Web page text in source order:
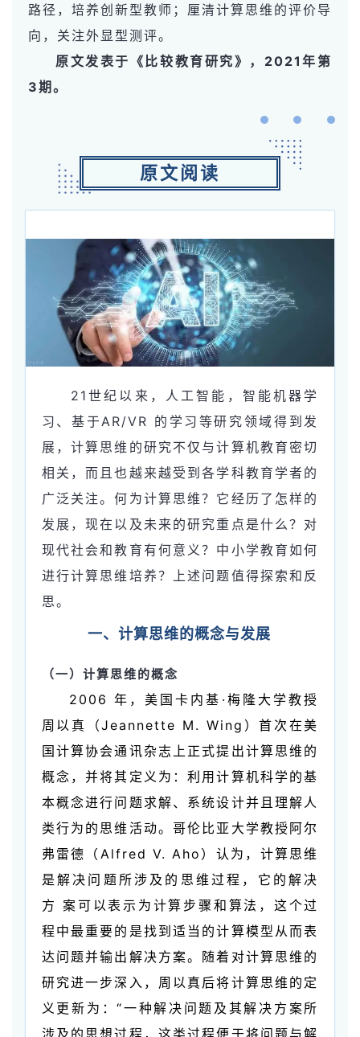
路径，培养创新型教师；厘清计算思维的评价导
向，关注外显型测评。
原文发表于《比较教育研究》，2021年第
3期。
原文阅读
21世纪以来，人工智能，智能机器学
习、基于AR/VR 的学习等研究领域得到发
展，计算思维的研究不仅与计算机教育密切
相关，而且也越来越受到各学科教育学者的
广泛关注。何为计算思维？它经历了怎样的
发展，现在以及未来的研究重点是什么？对
现代社会和教育有何意义？中小学教育如何
进行计算思维培养？上述问题值得探索和反
思。
一、计算思维的概念与发展
（一）计算思维的概念
2006 年，美国卡内基·梅隆大学教授
周以真（Jeannette M. Wing）首次在美
国计算协会通讯杂志上正式提出计算思维的
概念，并将其定义为：利用计算机科学的基
本概念进行问题求解、系统设计并且理解人
类行为的思维活动。哥伦比亚大学教授阿尔
弗雷德（Alfred V. Aho）认为，计算思维
是解决问题所涉及的思维过程，它的解决
方 案可以表示为计算步骤和算法，这个过
程中最重要的是找到适当的计算模型从而表
达问题并输出解决方案。随着对计算思维的
研究进一步深入，周以真后将计算思维的定
义更新为：“一种解决问题及其解决方案所
涉及的思想过程，这类过程便于将问题与解